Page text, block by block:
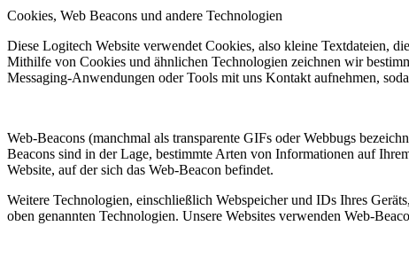
Cookies, Web Beacons und andere Technologien
Diese Logitech Website verwendet Cookies, also kleine Textdateien,
Mithilfe von Cookies und ähnlichen Technologien zeichnen wir
Messaging-Anwendungen oder Tools mit uns Kontakt aufnehmen,
Web-Beacons (manchmal als transparente GIFs oder Webbugs
Beacons sind in der Lage, bestimmte Arten von Informationen auf
Website, auf der sich das Web-Beacon befindet.
Weitere Technologien, einschließlich Webspeicher und IDs Ihres
oben genannten Technologien. Unsere Websites verwenden Web-